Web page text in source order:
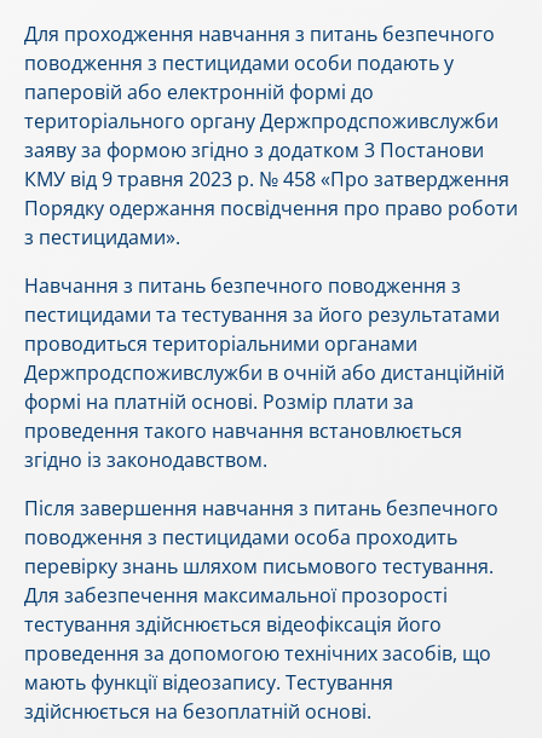
Для проходження навчання з питань безпечного
поводження з пестицидами особи подають у
паперовій або електронній формі до
територіального органу Держпродспоживслужби
заяву за формою згідно з додатком 3 Постанови
КМУ від 9 травня 2023 р. № 458 «Про затвердження
Порядку одержання посвідчення про право роботи
з пестицидами».
Навчання з питань безпечного поводження з
пестицидами та тестування за його результатами
проводиться територіальними органами
Держпродспоживслужби в очній або дистанційній
формі на платній основі. Розмір плати за
проведення такого навчання встановлюється
згідно із законодавством.
Після завершення навчання з питань безпечного
поводження з пестицидами особа проходить
перевірку знань шляхом письмового тестування.
Для забезпечення максимальної прозорості
тестування здійснюється відеофіксація його
проведення за допомогою технічних засобів, що
мають функції відеозапису. Тестування
здійснюється на безоплатній основі.